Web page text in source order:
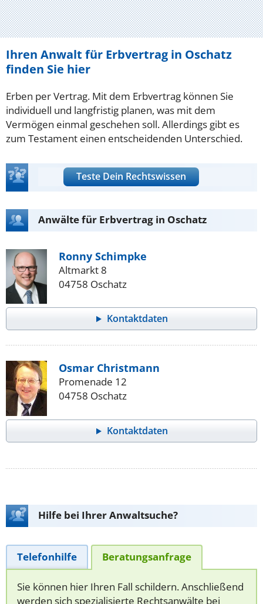
Ihren Anwalt für Erbvertrag in Oschatz
finden Sie hier
Erben per Vertrag. Mit dem Erbvertrag können Sie
individuell und langfristig planen, was mit dem
Vermögen einmal geschehen soll. Allerdings gibt es
zum Testament einen entscheidenden Unterschied.
Teste Dein Rechtswissen
Anwälte für Erbvertrag in Oschatz
Ronny Schimpke
Altmarkt 8
04758 Oschatz
Kontaktdaten
Osmar Christmann
Promenade 12
04758 Oschatz
Kontaktdaten
Hilfe bei Ihrer Anwaltsuche?
Telefonhilfe Beratungsanfrage
Sie können hier Ihren Fall schildern. Anschließend
werden sich spezialisierte Rechtsanwälte bei